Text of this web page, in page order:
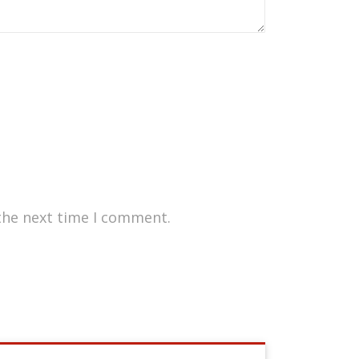
next time I comment.